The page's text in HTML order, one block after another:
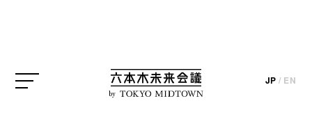
by
JP / EN
る「Salone in Roppongi（サローネ イン ロッポン